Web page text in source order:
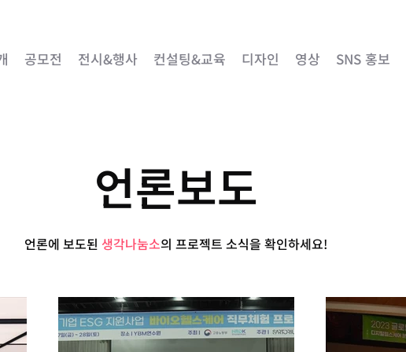
공모전 전시&행사 컨설팅&교육 디자인 영상 SNS 홍보
​언론보도
언론에 보도된 생각나눔소의 프로젝트 소식을 확인하세요!